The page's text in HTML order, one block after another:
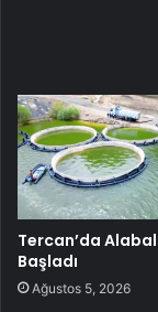
Tercan’da
Başladı
Ağustos 5, 2026